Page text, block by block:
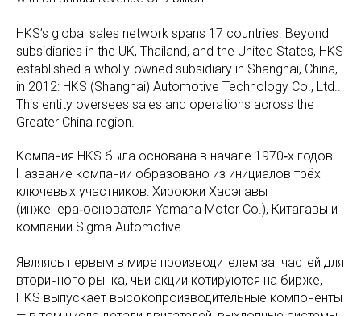
HKS’s global sales network spans 17 countries. Beyond
subsidiaries in the UK, Thailand, and the United States, HKS
established a wholly-owned subsidiary in Shanghai, China,
in 2012: HKS (Shanghai) Automotive Technology Co., Ltd..
This entity oversees sales and operations across the
Greater China region.
Компания HKS была основана в начале 1970‑х годов.
Название компании образовано из инициалов трёх
ключевых участников: Хироюки Хасэгавы
(инженера‑основателя Yamaha Motor Co.), Китагавы и
компании Sigma Automotive.
Являясь первым в мире производителем запчастей для
вторичного рынка, чьи акции котируются на бирже,
HKS выпускает высокопроизводительные компоненты